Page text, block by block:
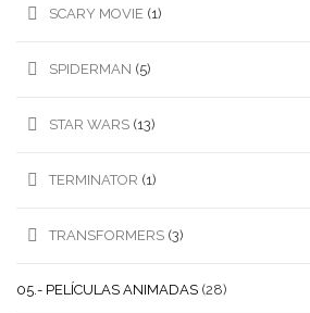
SCARY MOVIE (1)
SPIDERMAN (5)
STAR WARS (13)
TERMINATOR (1)
TRANSFORMERS (3)
05.- PELÍCULAS ANIMADAS (28)